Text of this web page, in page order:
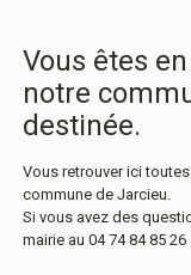
Vous êtes
notre
destinée.
Vous retrouver ici
commune de Jarcieu.
Si vous avez des
mairie au04 74 84 85 26